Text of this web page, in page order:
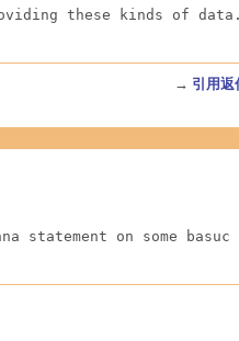
these kinds of data.
→ 引用返
on some